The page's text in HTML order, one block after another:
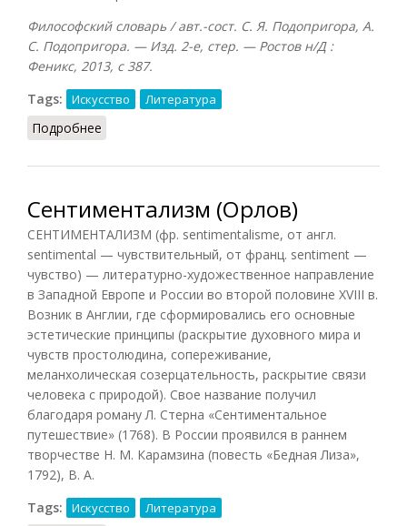
Философский словарь / авт.-сост. С. Я. Подопригора, А.
С. Подопригора. — Изд. 2-е, стер. — Ростов н/Д :
Феникс, 2013, с 387.
Tags:
Искусство Литература
Подробнее
Сентиментализм (Орлов)
СЕНТИМЕНТАЛИЗМ (фр. sentimentalisme, от англ.
sentimental — чувствительный, от франц. sentiment —
чувство) — литературно-художественное направление
в Западной Европе и России во второй половине XVIII в.
Возник в Англии, где сформировались его основные
эстетические принципы (раскрытие духовного мира и
чувств простолюдина, сопереживание,
меланхолическая созерцательность, раскрытие связи
человека с природой). Свое название получил
благодаря роману Л. Стерна «Сентиментальное
путешествие» (1768). В России проявился в раннем
творчестве Н. М. Карамзина (повесть «Бедная Лиза»,
1792), В. А.
Tags:
Искусство Литература